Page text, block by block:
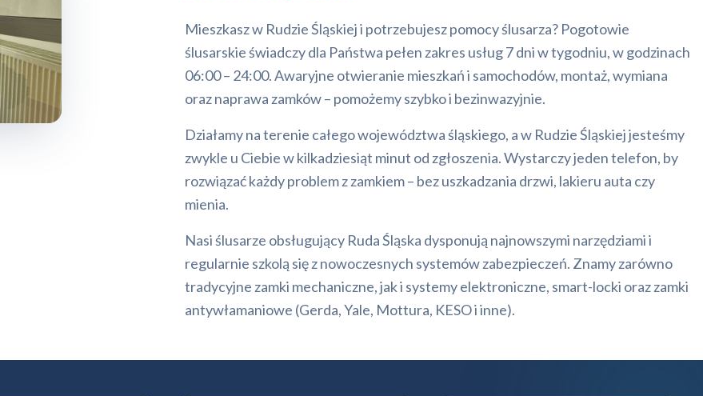
Mieszkasz w Rudzie Śląskiej i potrzebujesz pomocy ślusarza? Pogotowie
ślusarskie świadczy dla Państwa pełen zakres usług 7 dni w tygodniu, w godzinach
06:00 – 24:00. Awaryjne otwieranie mieszkań i samochodów, montaż, wymiana
oraz naprawa zamków – pomożemy szybko i bezinwazyjnie.
Działamy na terenie całego województwa śląskiego, a w Rudzie Śląskiej jesteśmy
zwykle u Ciebie w kilkadziesiąt minut od zgłoszenia. Wystarczy jeden telefon, by
rozwiązać każdy problem z zamkiem – bez uszkadzania drzwi, lakieru auta czy
mienia.
Nasi ślusarze obsługujący Ruda Śląska dysponują najnowszymi narzędziami i
regularnie szkolą się z nowoczesnych systemów zabezpieczeń. Znamy zarówno
tradycyjne zamki mechaniczne, jak i systemy elektroniczne, smart-locki oraz zamki
antywłamaniowe (Gerda, Yale, Mottura, KESO i inne).